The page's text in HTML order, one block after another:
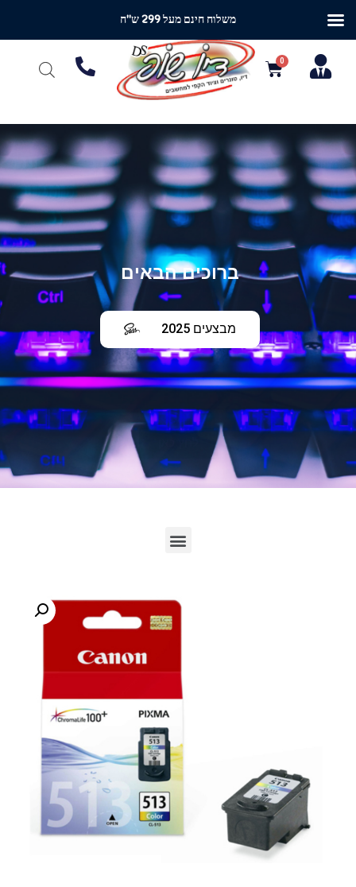
ברוכים הבאים
מבצעים 2025
משלוח חינם מעל 299 ש"ח